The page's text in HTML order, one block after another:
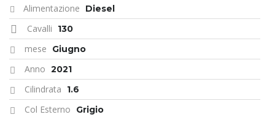
Alimentazione Diesel
Cavalli 130
mese Giugno
Anno 2021
Cilindrata 1.6
Col Esterno Grigio